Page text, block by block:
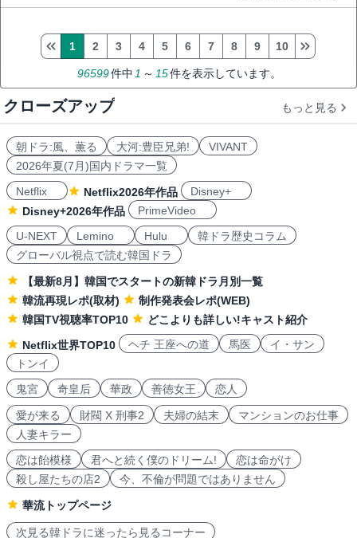
96599件中1 ～ 15件を表示しています。
1 2 3 4 5 6 7 8 9 10
クローズアップ もっと見る
朝ドラ:風、薫る 大河:豊臣兄弟!
VIVANT
2026年夏(7月)国内ドラマ一覧
Netflix
Netflix2026年作品
Disney+
Disney+2026年作品
PrimeVideo
U-NEXT
Lemino Hulu
韓ドラ歴史コラム
グローバル視点で読む韓国ドラ
【最新8月】韓国でスタートの新韓ドラ月別一覧
韓流再現レポ(取材)
制作発表会レポ(WEB)
韓国TV視聴率TOP10
どこよりも詳しい!キャスト紹介
Netflix世界TOP10
ヘチ 王座への道 馬医
イ・サン
トンイ
鬼宮
奇皇后 華政 善徳女王 恋人
愛が来る 財閥 X 刑事2 夫婦の結末
マンションのお仕事
人妻キラー
恋は飴模様
君へと続く僕のドリーム!
恋は命がけ
殺し屋たちの店2
今、不倫が問題ではありません
華流トップページ
次見る韓ドラに迷ったら見るコーナー